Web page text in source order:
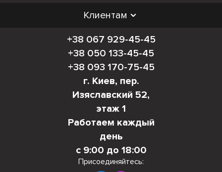
Клиентам
+38 067 929-45-45
+38 050 133-45-45
+38 093 170-75-45
г. Киев, пер.
Изяславский 52,
этаж 1
Работаем каждый
день
с 9:00 до 18:00
Присоединяйтесь: